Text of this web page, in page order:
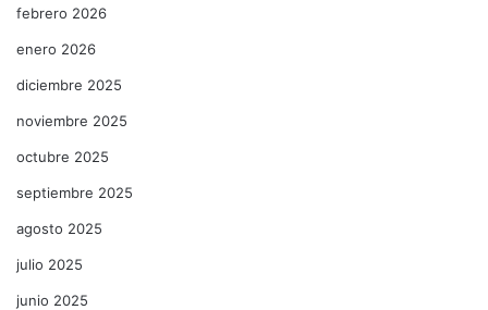
febrero 2026
enero 2026
diciembre 2025
noviembre 2025
octubre 2025
septiembre 2025
agosto 2025
julio 2025
junio 2025